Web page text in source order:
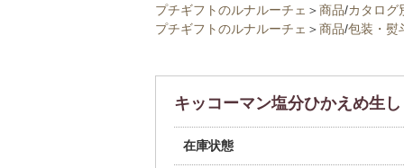
プチギフトのルナルーチェ ＞商品/カタログ
プチギフトのルナルーチェ ＞商品/包装・熨
キッコーマン塩分ひかえめ生
在庫状態